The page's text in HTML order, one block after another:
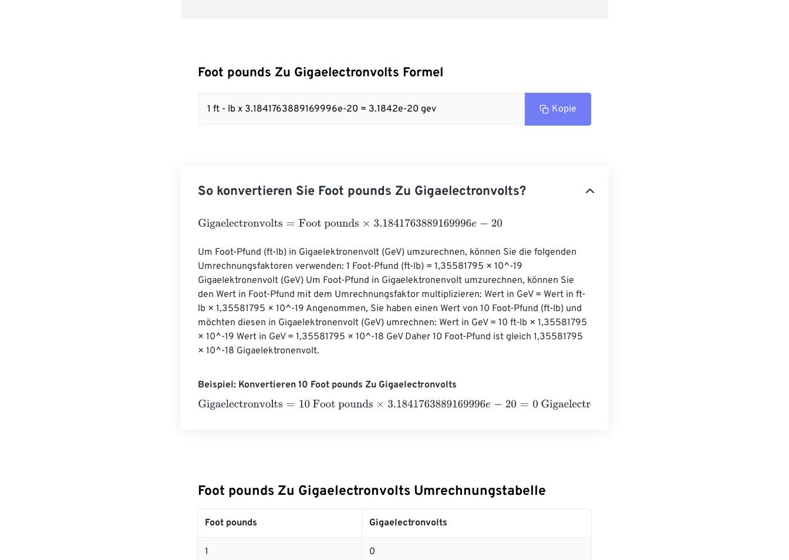
Foot pounds Zu Gigaelectronvolts Formel
1 ft - lb x 3.1841763889169996e-20 = 3.1842e-20 gev Kopie
So konvertieren Sie Foot pounds Zu Gigaelectronvolts?
Gigaelectronvolts=Foot pounds×3.1841763889169996e-20
Um Foot-Pfund (ft-lb) in Gigaelektronenvolt (GeV) umzurechnen, können Sie die folgenden
Umrechnungsfaktoren verwenden: 1 Foot-Pfund (ft-lb) = 1,35581795 × 10^-19
Gigaelektronenvolt (GeV) Um Foot-Pfund in Gigaelektronenvolt umzurechnen, können Sie
den Wert in Foot-Pfund mit dem Umrechnungsfaktor multiplizieren: Wert in GeV = Wert in ft-
lb × 1,35581795 × 10^-19 Angenommen, Sie haben einen Wert von 10 Foot-Pfund (ft-lb) und
möchten diesen in Gigaelektronenvolt (GeV) umrechnen: Wert in GeV = 10 ft-lb × 1,35581795
× 10^-19 Wert in GeV = 1,35581795 × 10^-18 GeV Daher 10 Foot-Pfund ist gleich 1,35581795
× 10^-18 Gigaelektronenvolt.
Beispiel: Konvertieren 10 Foot pounds Zu Gigaelectronvolts
Gigaelectronvolts=10 Foot pounds×3.1841763889169996e-20=0 Gigaelectronvolts
Foot pounds Zu Gigaelectronvolts Umrechnungstabelle
Foot pounds Gigaelectronvolts
1 0